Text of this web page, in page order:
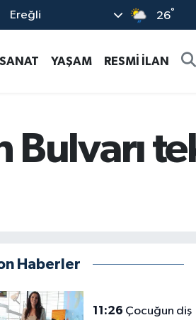
Ereğli 26°
YAŞAM RESMİ İLAN
Haberler
11:26